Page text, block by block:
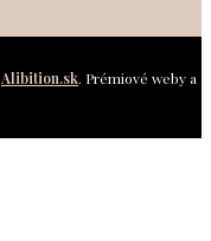
Alibition.sk. Prémiové weby a